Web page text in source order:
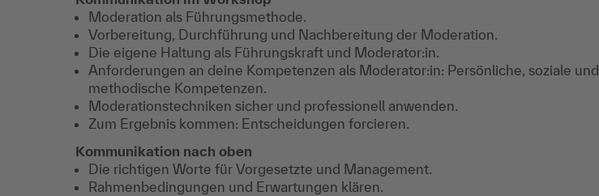
Moderation als Führungsmethode.
Vorbereitung, Durchführung und Nachbereitung der Moderation.
Die eigene Haltung als Führungskraft und Moderator:in.
Anforderungen an deine Kompetenzen als Moderator:in: Persönliche, soziale und
methodische Kompetenzen.
Moderationstechniken sicher und professionell anwenden.
Zum Ergebnis kommen: Entscheidungen forcieren.
Kommunikation nach oben
Die richtigen Worte für Vorgesetzte und Management.
Rahmenbedingungen und Erwartungen klären.